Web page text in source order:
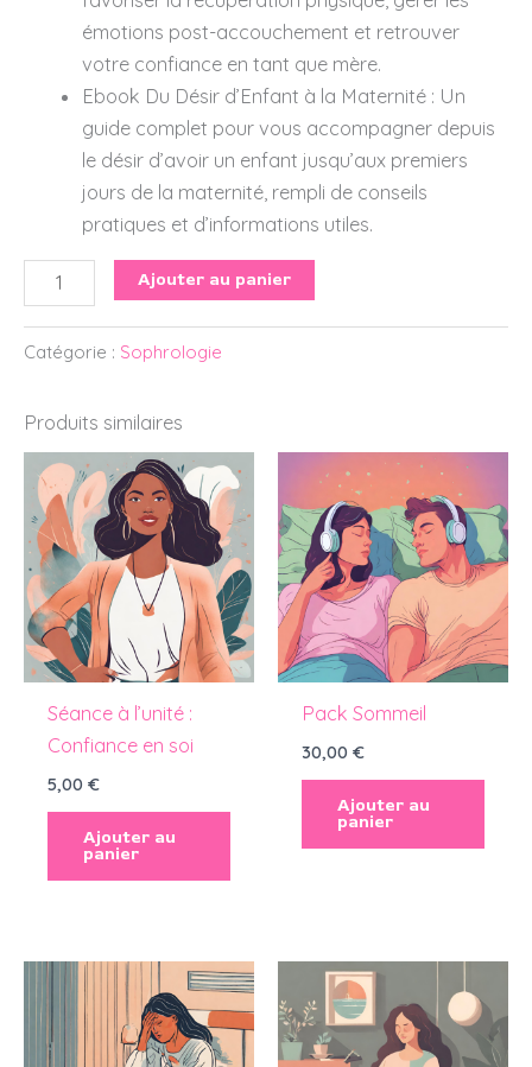
émotions post-accouchement et retrouver
votre confiance en tant que mère.
Ebook Du Désir d’Enfant à la Maternité : Un
guide complet pour vous accompagner depuis
le désir d’avoir un enfant jusqu’aux premiers
jours de la maternité, rempli de conseils
pratiques et d’informations utiles.
Ajouter au panier
Catégorie : Sophrologie
Produits similaires
Séance à l’unité :
Confiance en soi
5,00 €
Ajouter au
panier
Pack Sommeil
30,00 €
Ajouter au
panier